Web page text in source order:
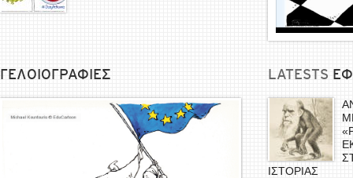
ΓΕΛΟΙΟΓΡΑΦΙΕΣ LATESTS
ΙΣΤΟΡΙΑΣ